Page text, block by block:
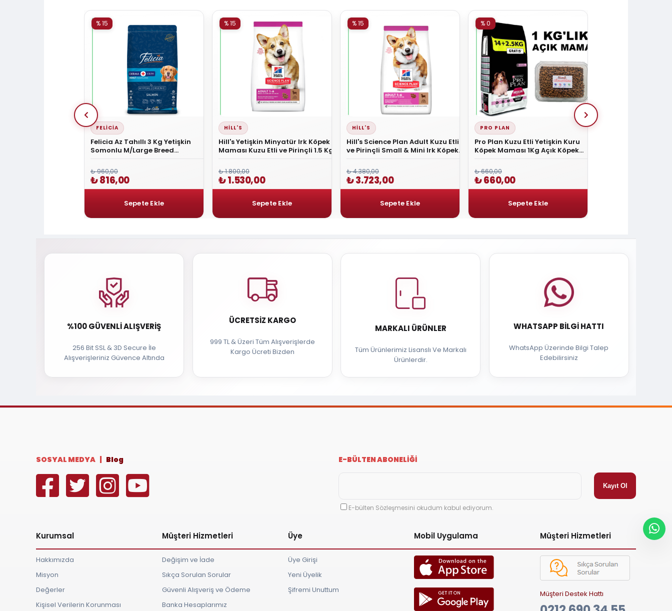
FELICIA
Felicia Az Tahıllı 3 Kg Yetişkin
Somonlu M/Large Breed
% 15
₺ 960,00
₺ 816,00
HILL'S
Hill's Yetişkin Minyatür Irk Köpek
Maması Kuzu Etli ve Pirinçli 1.5 Kg
% 15
₺ 1.800,00
₺ 1.530,00
HILL'S
Hill's Science Plan Adult Kuzu Etli
ve Pirinçli Small & Mini Irk Köpek
% 15
₺ 4.380,00
₺ 3.723,00
PRO PLAN
Pro Plan Kuzu Etli Yetişkin Kuru
Köpek Maması 1Kg Açık Köpek
% 0
₺ 660,00
₺ 660,00
%100 GÜVENLI ALIŞVERIŞ
256 Bit SSL & 3D Secure İle
Alışverişleriniz Güvence Altında
ÜCRETSIZ KARGO
999 TL & Üzeri Tüm Alışverişlerde
Kargo Ücreti Bizden
MARKALI ÜRÜNLER
Tüm Ürünlerimiz Lisanslı Ve Markalı
Ürünlerdir.
WHATSAPP BILGI HATTI
WhatsApp Üzerinde Bilgi Talep
Edebilirsiniz
SOSYAL MEDYA | Blog E-BÜLTEN ABONELİĞİ
E-bülten Sözleşmesini okudum kabul ediyorum.
Kurumsal
Hakkımızda
Misyon
Değerler
Kişisel Verilerin Korunması
Müşteri Hizmetleri
Değişim ve İade
Sıkça Sorulan Sorular
Güvenli Alışveriş ve Ödeme
Banka Hesaplarımız
Üye
Üye Girişi
Yeni Üyelik
Şifremi Unuttum
Mobil Uygulama Müşteri Hizmetleri
Müşteri Destek Hattı